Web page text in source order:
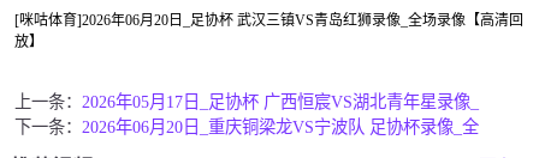
篮球资讯
全球联赛
[咪咕体育]2026年06月20日_足协杯 武汉三镇VS青岛红狮录像_全场录像【高清回
放】
上一条： 2026年05月17日_足协杯 广西恒宸VS湖北青年星录像_
下一条： 2026年06月20日_重庆铜梁龙VS宁波队 足协杯录像_全